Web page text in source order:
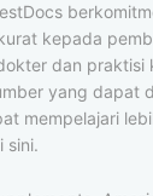
kepada
dan praktisi
yang dapat
mempelajari
sini.